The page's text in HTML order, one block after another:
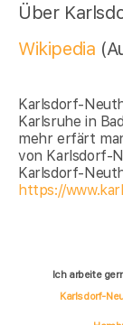
Über
Wikipedia
Karlsdorf-
Karlsruhe in
mehr erfärt
von Karlsdorf-
Karlsdorf-
https://
Ich arbeite
Karlsdorf-